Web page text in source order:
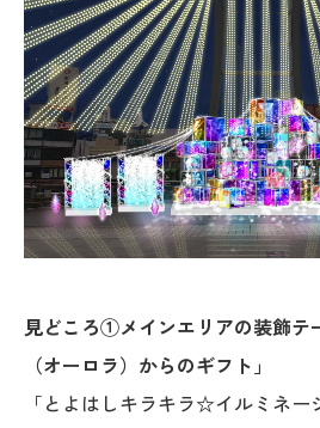
見どころ①メインエリアの装飾テ
（オーロラ）からのギフト」
「とよはしキラキラ☆イルミネー